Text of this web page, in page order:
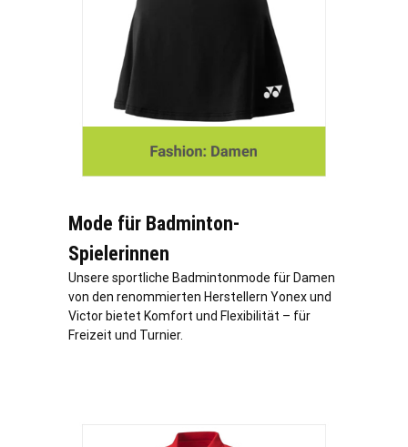
Mode für Badminton-
Spielerinnen
Unsere sportliche Badmintonmode für Damen
von den renommierten Herstellern Yonex und
Victor bietet Komfort und Flexibilität – für
Freizeit und Turnier.